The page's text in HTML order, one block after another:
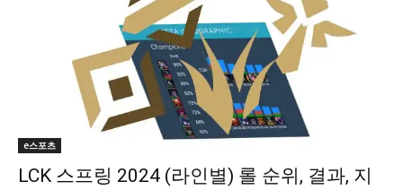
e스포츠
LCK 스프링 2024 (라인별) 롤 순위, 결과, 지